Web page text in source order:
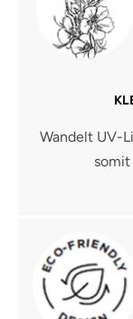
Wandelt UV-